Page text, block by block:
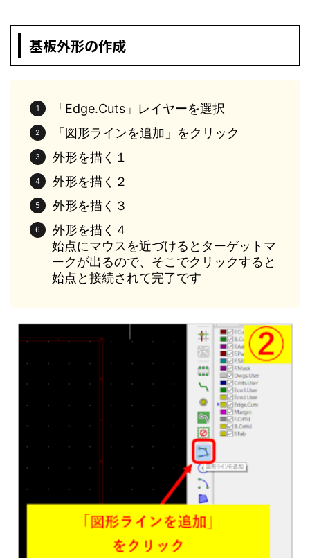
基板外形の作成
「Edge.Cuts」レイヤーを選択
「図形ラインを追加」をクリック
外形を描く１
外形を描く２
外形を描く３
外形を描く４
始点にマウスを近づけるとターゲットマ
ークが出るので、そこでクリックすると
始点と接続されて完了です